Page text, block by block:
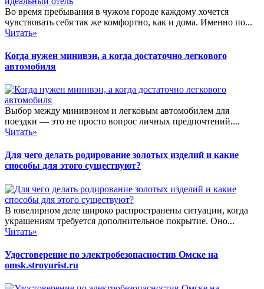
Во время пребывания в чужом городе каждому хочется
чувствовать себя так же комфортно, как и дома. Именно по...
Читать»
Когда нужен минивэн, а когда достаточно легкового
автомобиля
Выбор между минивэном и легковым автомобилем для
поездки — это не просто вопрос личных предпочтений....
Читать»
Для чего делать родирование золотых изделий и какие
способы для этого существуют?
В ювелирном деле широко распространены ситуации, когда
украшениям требуется дополнительное покрытие. Оно...
Читать»
Удостоверение по электробезопасностив Омске на
omsk.stroyurist.ru